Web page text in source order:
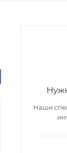
Наши